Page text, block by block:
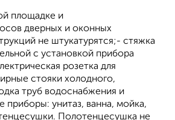
площадке и
дверных и оконных
не штукатурятся;- стяжка
с установкой прибора
розетка для
стояки холодного,
труб водоснабжения и
приборы: унитаз, ванна, мойка,
Полотенцесушка не